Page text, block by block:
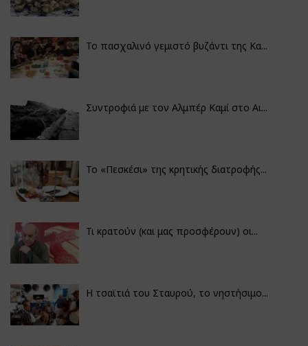
Το πασχαλινό γεμιστό βυζάντι της Κα...
Συντροφιά με τον Αλμπέρ Καμί στο Αι...
Το «Πεσκέσι» της κρητικής διατροφής...
Τι κρατούν (και μας προσφέρουν) οι...
Η τσαϊτιά του Σταυρού, το νηστήσιμο...